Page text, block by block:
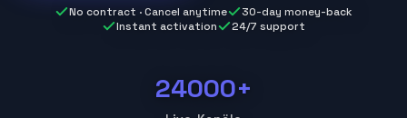
No contract · Cancel anytime
30-day money-back
Instant activation
24/7 support
24000+